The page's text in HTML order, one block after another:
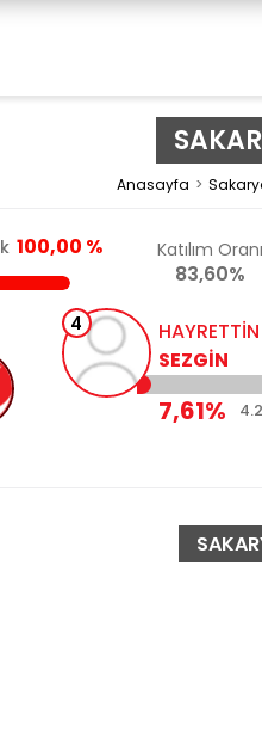
Anasayfa
100,00 % Katılım Oranı
83,60%
4
HAYRETTİN
SEZGİN
7,61%